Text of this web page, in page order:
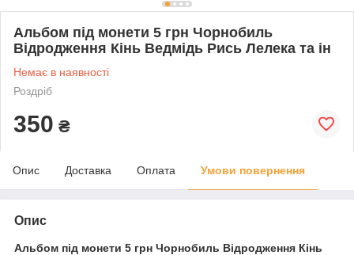
Альбом під монети 5 грн Чорнобиль
Відродження Кінь Ведмідь Рись Лелека та ін
Немає в наявності
Роздріб
350 ₴
Опис Доставка Оплата Умови повернення
Опис
Альбом під монети 5 грн Чорнобиль Відродження Кінь